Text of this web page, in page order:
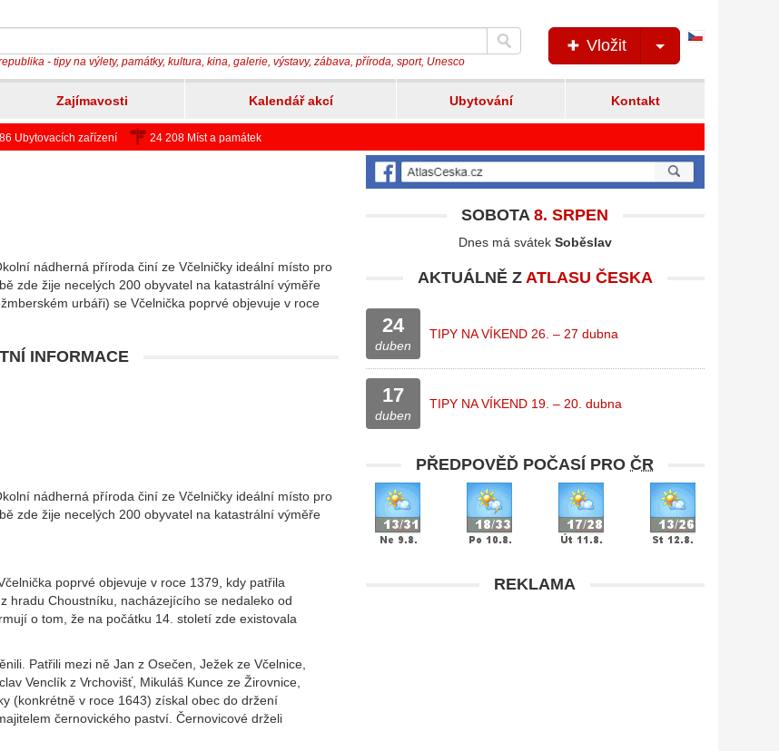
- tipy na výlety, památky, kultura, kina, galerie, výstavy, zábava, příroda, sport, Unesco
Vložit
Zajímavosti Kalendář akcí Ubytování Kontakt
Ubytovacích zařízení 24 208 Míst a památek
nádherná příroda činí ze Včelničky ideální místo pro
zde žije necelých 200 obyvatel na katastrální výměře
urbáři) se Včelnička poprvé objevuje v roce
INFORMACE
nádherná příroda činí ze Včelničky ideální místo pro
zde žije necelých 200 obyvatel na katastrální výměře
poprvé objevuje v roce 1379, kdy patřila
hradu Choustníku, nacházejícího se nedaleko od
o tom, že na počátku 14. století zde existovala
Patřili mezi ně Jan z Osečen, Ježek ze Včelnice,
Venclík z Vrchovišť, Mikuláš Kunce ze Žirovnice,
(konkrétně v roce 1643) získal obec do držení
černovického paství. Černovicové drželi
SOBOTA8. SRPEN
Dnes má svátek Soběslav
AKTUÁLNĚ Z ATLASU ČESKA
24
duben
TIPY NA VÍKEND 26. – 27 dubna
17
duben
TIPY NA VÍKEND 19. – 20. dubna
PŘEDPOVĚĎ POČASÍ PROČR
REKLAMA